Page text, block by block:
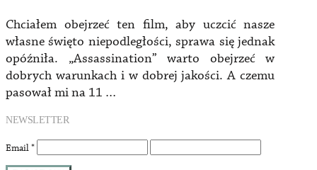
Chciałem obejrzeć ten film, aby uczcić nasze
własne święto niepodległości, sprawa się jednak
opóźniła. „Assassination” warto obejrzeć w
dobrych warunkach i w dobrej jakości. A czemu
pasował mi na 11 …
NEWSLETTER
Email*